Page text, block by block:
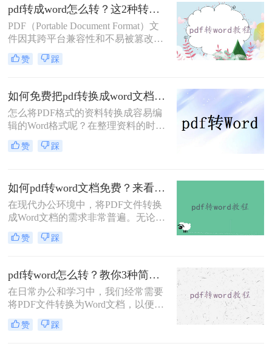
将介绍两种可以免费使用的PDF转
Word的方法。
pdf转成word怎么转？这2种转换方法你可以轻松学会！
PDF（Portable Document Format）文
件因其跨平台兼容性和不易被篡改的
特性，在文档分享和存储中得到了广
泛应用。然而，有时我们需要对PDF
转换成Word文档。那么pdf转成word
怎么转呢？本文将介绍两种将PDF转
换成Word的方法，包括使用专业的
PDF转换软件和在线转换工具。
赞 踩
如何免费把pdf转换成word文档？分享二个简单方便的方法！
怎么将PDF格式的资料转换成容易编
辑的Word格式呢？在整理资料的时候
最难过的莫过于文档不能直接编辑，
不能修改里面的内容了。所以，工作
word很简单的，下面就来教会大家。
赞 踩
如何pdf转word文档免费？来看看这2种转换方法！
在现代办公环境中，将PDF文件转换
成Word文档的需求非常普遍。无论是
为了编辑、修改还是进一步处理，掌
握几种高效的PDF转Word方法都是非
费呢？本文将详细介绍两种免费且高
效的PDF转Word方法，帮助用户轻松
完成文件格式转换。
赞 踩
pdf转word怎么转？教你3种简单转换方法！
在日常办公和学习中，我们经常需要
将PDF文件转换为Word文档，以便进
行编辑和修改。那么pdf转word怎么转
呢？本文将介绍三种将PDF转换为
赞 踩